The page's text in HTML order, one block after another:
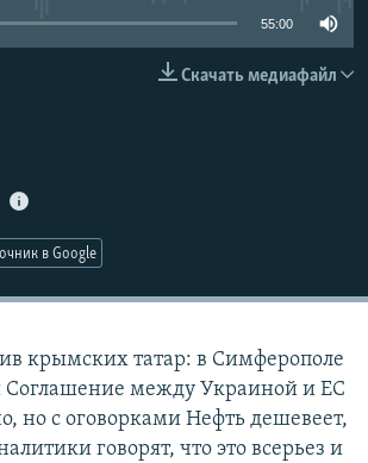
55:00
Скачать медиафайл
в Google
крымских татар: в Симферополе
между Украиной и ЕС
но с оговорками Нефть дешевеет,
говорят, что это всерьез и